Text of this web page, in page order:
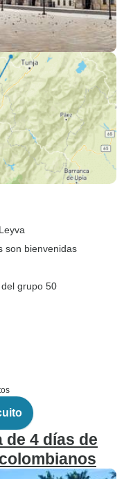
son bienvenidas
grupo 50
4 días de